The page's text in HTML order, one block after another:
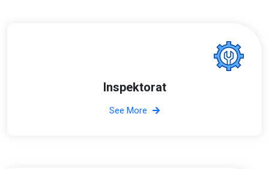
Inspektorat
See More